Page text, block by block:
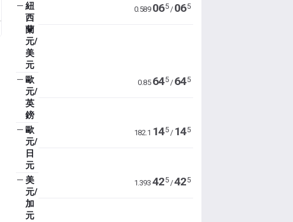
— 紐
西
蘭
元/
美
元
0.589 065/ 065
— 歐
元/
英
鎊
0.85 645/ 645
— 歐
元/
日
元
182.1 145/ 145
— 美
元/
加
元
1.393 425/425